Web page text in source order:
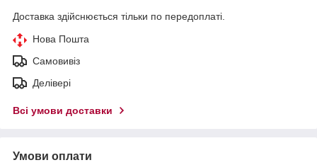
Доставка здійснюється тільки по передоплаті.
Нова Пошта
Самовивіз
Делівері
Всі умови доставки
Умови оплати